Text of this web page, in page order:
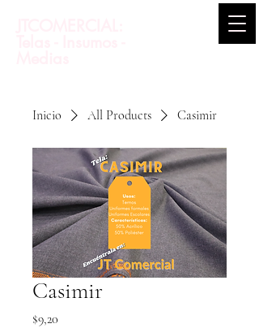
Inicio All Products Casimir
Casimir
$9,20